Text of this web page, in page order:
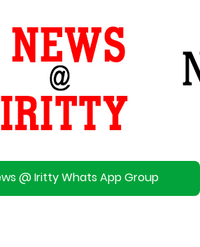
@ Iritty Whats App Group